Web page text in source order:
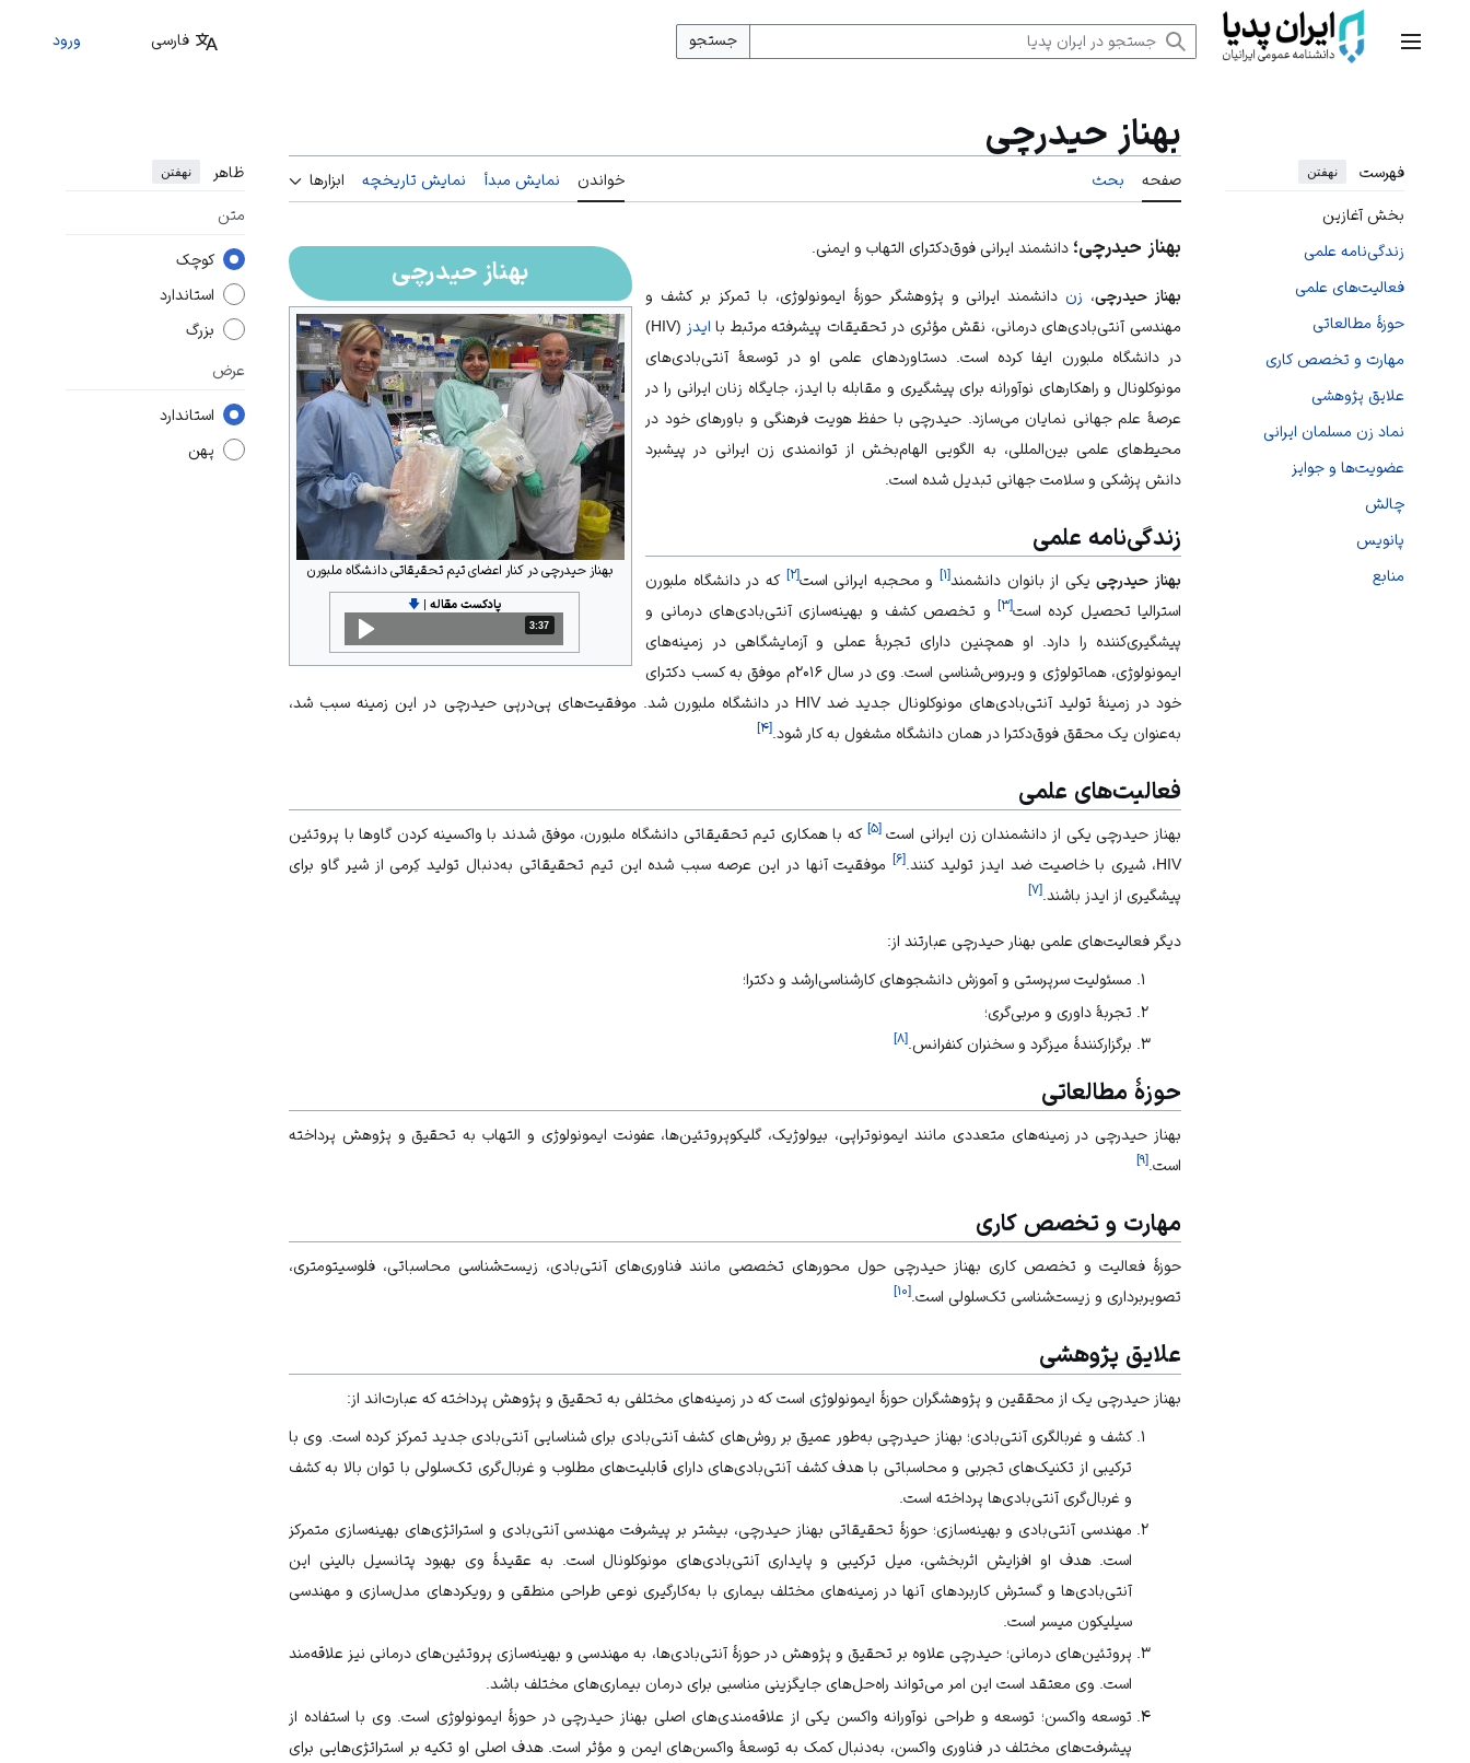
منوی اصلی
جستجو فارسی ورود
فهرست نهفتن
بخش آغازین
زندگی‌نامه علمی
فعالیت‌های علمی
حوزۀ مطالعاتی
مهارت و تخصص کاری
علایق پژوهشی
نماد زن مسلمان ایرانی
عضویت‌ها و جوایز
چالش
پانویس
منابع
بهناز حیدرچی
صفحه بحث خواندن نمایش مبدأ نمایش تاریخچه ابزارها ظاهر نهفتن
متن
کوچک
استاندارد
بزرگ
عرض
استاندارد
پهن
بهناز حیدرچی
بهناز حیدرچی در کنار اعضای تیم تحقیقاتی دانشگاه ملبورن
پادکست مقاله |
🡇
مدت: 3 دقیقه و 37 ثانیه
3:37
بهناز حیدرچی؛ دانشمند ایرانی فوق‌دکترای التهاب و ایمنی.
بهناز حیدرچی، زن دانشمند ایرانی و پژوهشگر حوزۀ ایمونولوژی، با تمرکز بر کشف و
مهندسی آنتی‌بادی‌های درمانی، نقش مؤثری در تحقیقات پیشرفته مرتبط با ایدز
(HIV)
دردانشگاه ملبورن ایفا کرده است. دستاوردهای علمی او در توسعۀ آنتی‌بادی‌های
مونوکلونال و راهکارهای نوآورانه برای پیشگیری و مقابله با ایدز، جایگاه زنان ایرانی را در
عرصۀ علم جهانی نمایان می‌سازد. حیدرچی با حفظهویت فرهنگی و باورهای خود در
محیط‌های علمی بین‌المللی، به الگویی الهام‌بخش از توانمندی زن ایرانی در پیشبرد
دانش پزشکی و سلامت جهانی تبدیل شده است.
زندگی‌نامه علمی
بهناز حیدرچییکی از بانوان دانشمند[۱]و محجبه ایرانی است[۲] که در دانشگاه ملبورن
استرالیا تحصیل کرده است[۳]
و تخصص کشف و بهینه‌سازی آنتی‌بادی‌های درمانی و
پیشگیری‌کننده را دارد. او همچنین دارای تجربۀ عملی و آزمایشگاهی در زمینه‌های
ایمونولوژی،هماتولوژی و ویروس‌شناسی
است. وی در سال ۲۰۱۶م موفق به کسب دکترای
خود در زمینۀ تولید آنتی‌بادی‌های مونوکلونال جدید ضد HIV در دانشگاه ملبورن شد. موفقیت‌های پی‌در‌پی حیدرچی در این زمینه سبب شد،
به‌عنوان یک محقق فوق‌دکترا در همان دانشگاه مشغول به کار شود.[۴]
فعالیت‌های علمی
بهناز حیدرچی یکی از دانشمندان زن ایرانی است[۵] که با همکاری تیم تحقیقاتی دانشگاه ملبورن، موفق شدند با واکسینه کردن گاوها با پروتئین
HIV، شیری با خاصیت ضد ایدز تولید کنند.
[۶]موفقیت آنها در این عرصه سبب شده این تیم تحقیقاتی به‌دنبال تولید کِرمی از شیر گاو برای
پیشگیری از ایدز باشند.[۷]
دیگر فعالیت‌های علمی بهنار حیدرچی عبارتند از:
مسئولیت سرپرستی و آموزش دانشجوهای کارشناسی‌‌ارشد و دکترا؛
تجربۀ داوری و مربی‌گری؛
برگزارکنندۀ میزگرد و سخنران کنفرانس. [۸]
حوزۀ مطالعاتی
بهناز حیدرچی در زمینه‌های متعددی مانند ایمونوتراپی، بیولوژیک، گلیکوپروتئین‌ها، عفونت ایمونولوژی و التهاب به تحقیق و پژوهش پرداخته
است.[۹]
مهارت و تخصص کاری
حوزۀ فعالیت و تخصص کاری بهناز حیدرچی حول محورهای تخصصی مانند فناوری‌های آنتی‌بادی، زیست‌شناسی محاسباتی، فلوسیتومتری،
تصویربرداری و زیست‌شناسی تک‌سلولی است.[۱۰]
علایق پژوهشی
بهناز حیدرچی یک از محققین و پژوهشگران حوزۀ ایمونولوژی است که در زمینه‌های مختلفی به تحقیق و پژوهش پرداخته که عبارت‌اند از:
کشف و غربالگری آنتی‌بادی؛ بهناز حیدرچی به‌طور عمیق بر روش‌های کشف آنتی‌بادی برای شناسایی آنتی‌بادی جدید تمرکز کرده است. وی با
ترکیبی از تکنیک‌های تجربی و محاسباتی با هدف کشف آنتی‌بادی‌های دارای قابلیت‌های مطلوب و غربال‌گری تک‌سلولی با توان بالا به کشف
و غربال‌گری آنتی‌بادی‌ها پرداخته است.
مهندسی آنتی‌بادی و بهینه‌سازی؛ حوزۀ تحقیقاتی بهناز حیدرچی، بیشتر بر پیشرفت مهندسی آنتی‌بادی و استراتژی‌های بهینه‌سازی متمرکز
است. هدف او افزایش اثربخشی، میل ترکیبی و پایداری آنتی‌بادی‌های مونوکلونال است. به عقیدۀ وی بهبود پتانسیل بالینی این
آنتی‌بادی‌ها و گسترش کاربردهای آنها در زمینه‌های مختلف بیماری با به‌کارگیری نوعی طراحی منطقی و رویکردهای مدل‌سازی و مهندسی
سیلیکون میسر است.
پروتئین‌های درمانی؛ حیدرچی علاوه بر تحقیق و پژوهش در حوزۀ آنتی‌بادی‌ها، به مهندسی و بهینه‌سازی پروتئین‌های درمانی نیز علاقه‌مند
است. وی معتقد است این امر می‌تواند راه‌حل‌های جایگزینی مناسبی برای درمان بیماری‌های مختلف باشد.
توسعه واکسن؛ توسعه و طراحی نوآورانه واکسن یکی از علاقه‌مندی‌های اصلی بهناز حیدرچی در حوزۀ ایمونولوژی است. وی با استفاده از
پیشرفت‌های مختلف در فناوری واکسن، به‌دنبال کمک به توسعۀ واکسن‌های ایمن و مؤثر است. هدف اصلی او تکیه بر استراتژی‌هایی برای